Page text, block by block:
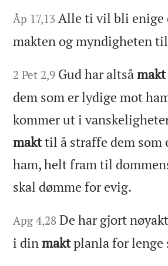
Åp 17,13 Alle ti vil bli enige
makten og myndigheten
2 Pet 2,9 Gud har altsåmakt
dem som er lydige mot
kommer ut i
makttil å straffe dem som
ham, helt fram til
skal dømme for evig.
Apg 4,28 De har gjort
i dinmaktplanla for lenge